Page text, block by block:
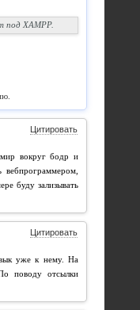
под ХАМРР.
Цитировать
вокруг бодр и
буду зализывать
Цитировать
уже к нему. На
поводу отсылки